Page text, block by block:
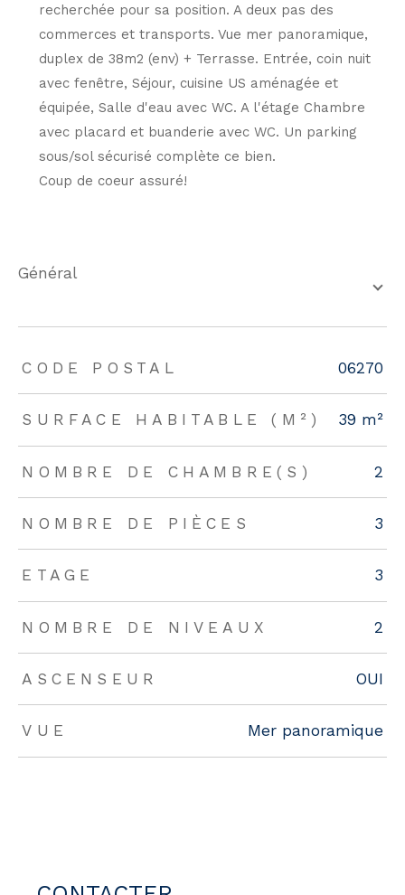
recherchée pour sa position. A deux pas des
commerces et transports. Vue mer panoramique,
duplex de 38m2 (env) + Terrasse. Entrée, coin nuit
avec fenêtre, Séjour, cuisine US aménagée et
équipée, Salle d'eau avec WC. A l'étage Chambre
avec placard et buanderie avec WC. Un parking
sous/sol sécurisé complète ce bien.
Coup de coeur assuré!
général
TRAD_ZEPHYR_Caracteristique TRAD_ZEPHYR_Valeurs
CODE POSTAL 06270
SURFACE HABITABLE (M²) 39 m²
NOMBRE DE CHAMBRE(S) 2
NOMBRE DE PIÈCES 3
ETAGE 3
NOMBRE DE NIVEAUX 2
ASCENSEUR OUI
VUE Mer panoramique